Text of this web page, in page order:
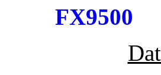
FX9500